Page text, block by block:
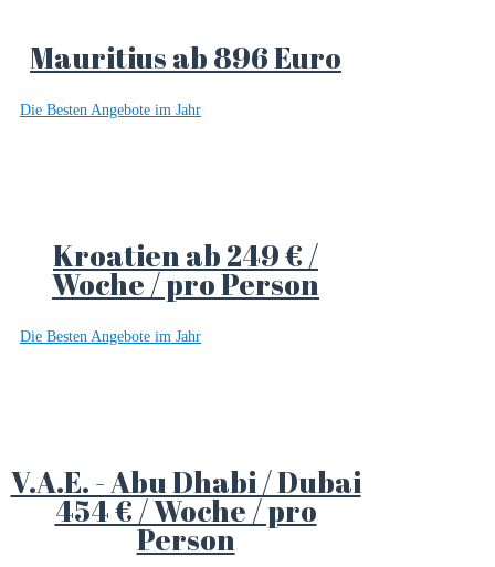
Mauritius ab 896 Euro
Die Besten Angebote im Jahr
Kroatien ab 249 € /
Woche / pro Person
Die Besten Angebote im Jahr
V.A.E. - Abu Dhabi / Dubai
454 € / Woche / pro
Person